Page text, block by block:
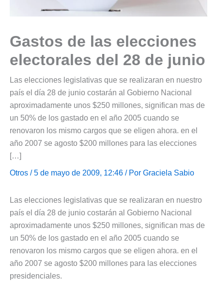
Gastos de las elecciones
electorales del 28 de junio
Las elecciones legislativas que se realizaran en nuestro
país el día 28 de junio costarán al Gobierno Nacional
aproximadamente unos $250 millones, significan mas de
un 50% de los gastado en el año 2005 cuando se
renovaron los mismo cargos que se eligen ahora. en el
año 2007 se agosto $200 millones para las elecciones
[…]
Otros / 5 de mayo de 2009, 12:46 / Por Graciela Sabio
Las elecciones legislativas que se realizaran en nuestro
país el día 28 de junio costarán al Gobierno Nacional
aproximadamente unos $250 millones, significan mas de
un 50% de los gastado en el año 2005 cuando se
renovaron los mismo cargos que se eligen ahora. en el
año 2007 se agosto $200 millones para las elecciones
presidenciales.